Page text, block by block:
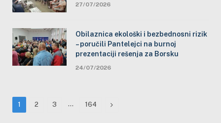
27/07/2026
Obilaznica ekološki i bezbednosni rizik
– poručili Pantelejci na burnoj
prezentaciji rešenja za Borsku
24/07/2026
1 2 3 … 164 Next